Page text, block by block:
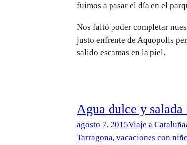
fuimos a pasar el día en el
Nos faltó poder completar
justo enfrente de Aquopolis
salido escamas en la piel.
Agua dulce y
agosto 7, 2015Viaje a Cataluña
Tarragona, vacaciones con